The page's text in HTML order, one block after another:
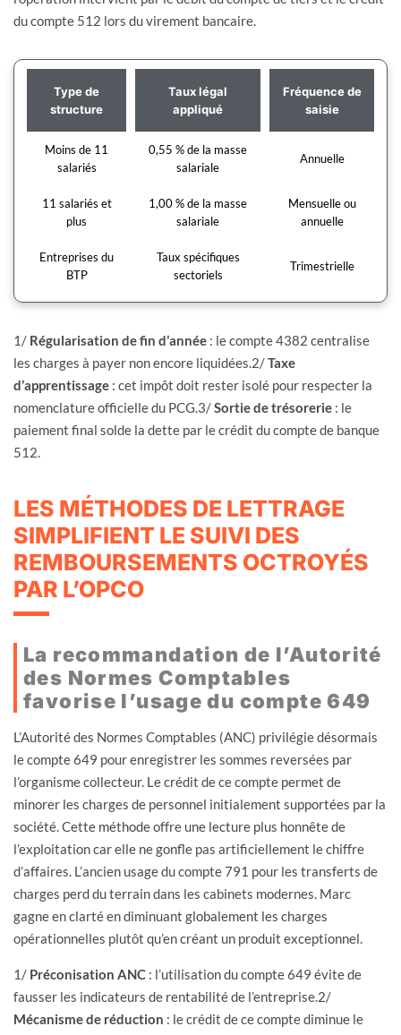
du compte 512 lors du virement bancaire.
Type de
structure
Taux légal
appliqué
Fréquence de
saisie
Moins de 11
salariés
0,55 % de la masse
salariale
Annuelle
11 salariés et
plus
1,00 % de la masse
salariale
Mensuelle ou
annuelle
Entreprises du
BTP
Taux spécifiques
sectoriels
Trimestrielle
1/ Régularisation de fin d’année : le compte 4382 centralise
les charges à payer non encore liquidées.2/Taxe
d’apprentissage : cet impôt doit rester isolé pour respecter la
nomenclature officielle du PCG.3/Sortie de trésorerie : le
paiement final solde la dette par le crédit du compte de banque
512.
LES MÉTHODES DE LETTRAGE
SIMPLIFIENT LE SUIVI DES
REMBOURSEMENTS OCTROYÉS
PAR L’OPCO
La recommandation de l’Autorité
des Normes Comptables
favorise l’usage du compte 649
L’Autorité des Normes Comptables (ANC) privilégie désormais
le compte 649 pour enregistrer les sommes reversées par
l’organisme collecteur. Le crédit de ce compte permet de
minorer les charges de personnel initialement supportées par la
société. Cette méthode offre une lecture plus honnête de
l’exploitation car elle ne gonfle pas artificiellement le chiffre
d’affaires. L’ancien usage du compte 791 pour les transferts de
charges perd du terrain dans les cabinets modernes. Marc
gagne en clarté en diminuant globalement les charges
opérationnelles plutôt qu’en créant un produit exceptionnel.
1/ Préconisation ANC : l’utilisation du compte 649 évite de
fausser les indicateurs de rentabilité de l’entreprise.2/
Mécanisme de réduction : le crédit de ce compte diminue le